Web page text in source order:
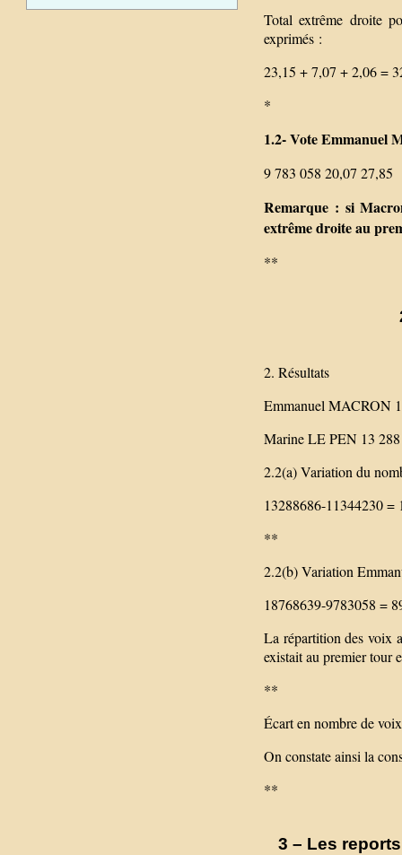
Total extrême droite
exprimés :
23,15 + 7,07 + 2,06 =
*
1.2- Vote Emmanuel
9 783 058 20,07 27,85
Remarque : si
extrême droite au
**
2. Résultats
Emmanuel MACRON
Marine LE PEN 13
2.2(a) Variation du
13288686-11344230 =
**
2.2(b) Variation
18768639-9783058 =
La répartition des voix
existait au premier tour
**
Écart en nombre de
On constate ainsi la
**
3 – Les